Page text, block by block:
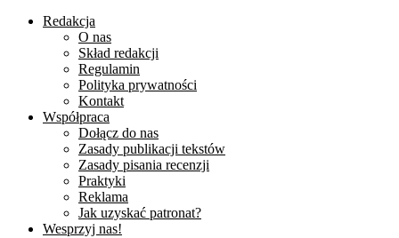
Redakcja
O nas
Skład redakcji
Regulamin
Polityka prywatności
Kontakt
Współpraca
Dołącz do nas
Zasady publikacji tekstów
Zasady pisania recenzji
Praktyki
Reklama
Jak uzyskać patronat?
Wesprzyj nas!